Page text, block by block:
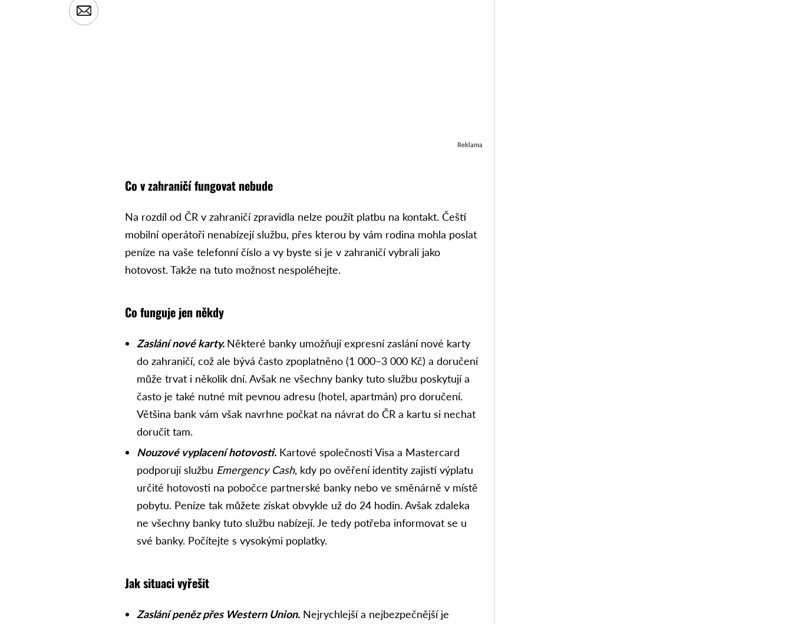
Reklama
Co v zahraničí fungovat nebude
Na rozdíl od ČR v zahraničí zpravidla nelze použít platbu na kontakt. Čeští
mobilní operátoři nenabízejí službu, přes kterou by vám rodina mohla poslat
peníze na vaše telefonní číslo a vy byste si je v zahraničí vybrali jako
hotovost. Takže na tuto možnost nespoléhejte.
Co funguje jen někdy
Zaslání nové karty. Některé banky umožňují expresní zaslání nové karty
do zahraničí, což ale bývá často zpoplatněno (1 000–3 000 Kč) a doručení
může trvat i několik dní. Avšak ne všechny banky tuto službu poskytují a
často je také nutné mít pevnou adresu (hotel, apartmán) pro doručení.
Většina bank vám však navrhne počkat na návrat do ČR a kartu si nechat
doručit tam.
Nouzové vyplacení hotovosti. Kartové společnosti Visa a Mastercard
podporují službu Emergency Cash, kdy po ověření identity zajistí výplatu
určité hotovosti na pobočce partnerské banky nebo ve směnárně v místě
pobytu. Peníze tak můžete získat obvykle už do 24 hodin. Avšak zdaleka
ne všechny banky tuto službu nabízejí. Je tedy potřeba informovat se u
své banky. Počítejte s vysokými poplatky.
Jak situaci vyřešit
Zaslání peněz přes Western Union. Nejrychlejší a nejbezpečnější je